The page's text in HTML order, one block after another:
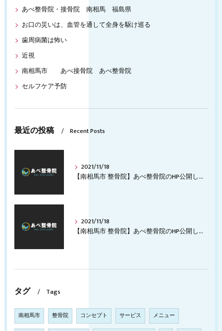
あべ整骨院・接骨院 南相馬 福島県
お口の災いは、血管を通して全身を駆け巡る
歯周病菌は怖い
近視
南相馬市 あべ接骨院 あべ整骨院
セルフケア予防
最近の投稿 Recent Posts
2021/11/18
【南相馬市 整骨院】あべ整骨院のHP公開します。
2021/11/18
【南相馬市 整骨院】あべ整骨院のHP公開しました！
タグ Tags
南相馬市 整骨院 コンセプト サービス メニュー